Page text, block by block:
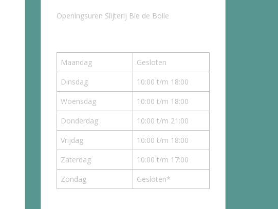
Openingsuren Slijterij Bie de Bolle
Maandag
Gesloten
Dinsdag
10:00 t/m 18:00
Woensdag
10:00 t/m 18:00
Donderdag
10:00 t/m 21:00
Vrijdag
10:00 t/m 18:00
Zaterdag
10:00 t/m 17:00
Zondag
Gesloten*